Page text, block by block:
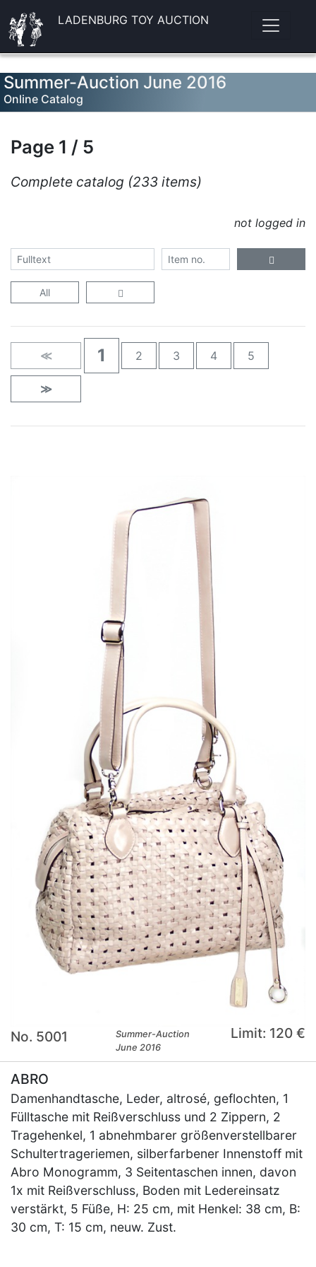
LADENBURG TOY AUCTION
Summer-Auction June 2016
Online Catalog
Page 1 / 5
Complete catalog (233 items)
not logged in
All
≪ 1 2 3 4 5
≫
No. 5001
Summer-Auction
June 2016
Limit: 120 €
ABRO
Damenhandtasche, Leder, altrosé, geflochten, 1
Fülltasche mit Reißverschluss und 2 Zippern, 2
Tragehenkel, 1 abnehmbarer größenverstellbarer
Schultertrageriemen, silberfarbener Innenstoff mit
Abro Monogramm, 3 Seitentaschen innen, davon
1x mit Reißverschluss, Boden mit Ledereinsatz
verstärkt, 5 Füße, H: 25 cm, mit Henkel: 38 cm, B:
30 cm, T: 15 cm, neuw. Zust.